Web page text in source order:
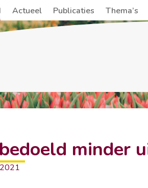
Actueel Publicaties Thema’s
minder